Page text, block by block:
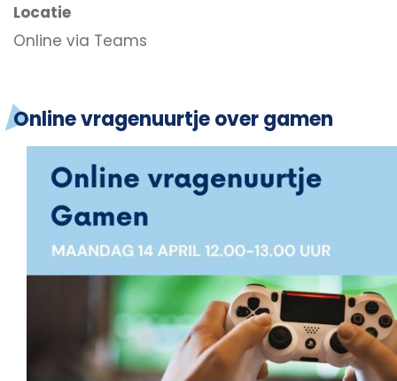
Locatie
Online via Teams
Online vragenuurtje over gamen